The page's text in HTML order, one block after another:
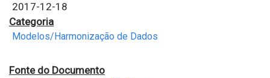
2017-12-18
Categoria
Modelos/Harmonização de Dados
Fonte do Documento